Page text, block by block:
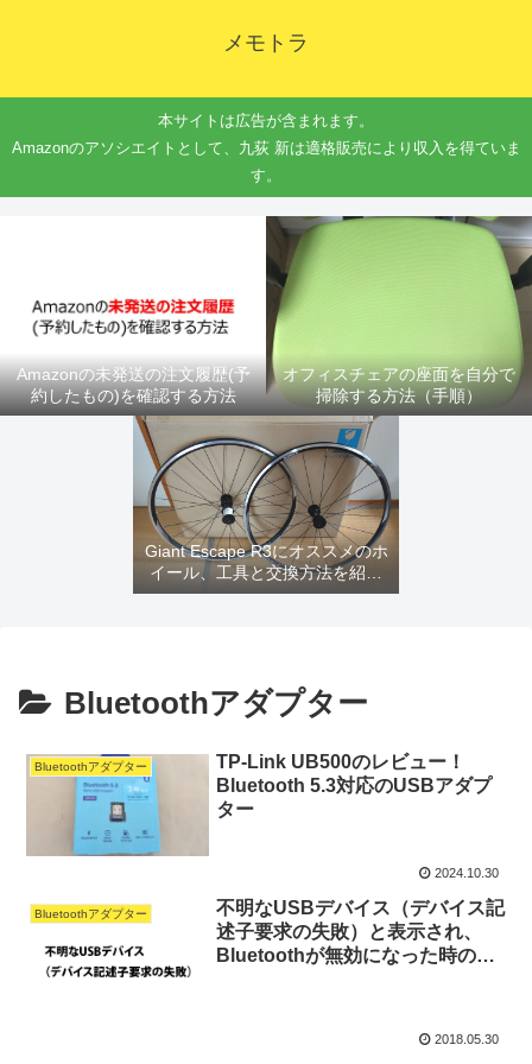
メモトラ
本サイトは広告が含まれます。
Amazonのアソシエイトとして、九荻 新は適格販売により収入を得ていま
す。
Amazonの未発送の注文履歴(予
約したもの)を確認する方法
オフィスチェアの座面を自分で
掃除する方法（手順）
Giant Escape R3にオススメのホ
イール、工具と交換方法を紹介
するよ
Bluetoothアダプター
Bluetoothアダプター
TP-Link UB500のレビュー！
Bluetooth 5.3対応のUSBアダプ
ター
2024.10.30
Bluetoothアダプター
不明なUSBデバイス（デバイス記
述子要求の失敗）と表示され、
Bluetoothが無効になった時の対
2018.05.30